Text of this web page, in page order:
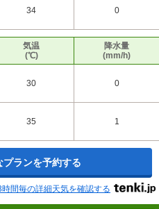
34 0
気温
(℃)
降水量
(mm/h)
30 0
35 1
プランを予約する
時間毎の詳細天気を確認する